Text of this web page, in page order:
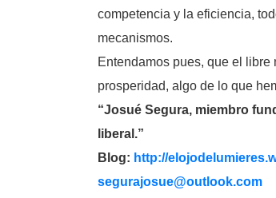
competencia y la eficiencia,
mecanismos.
Entendamos pues, que el
prosperidad, algo de lo que
“Josué Segura, miembro
liberal.”
Blog: http://
segurajosue@outlook.com